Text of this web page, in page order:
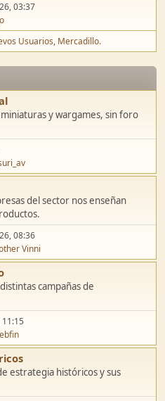
03:37
Usuarios Mercadillo.
y wargames, sin foro
del sector nos enseñan
08:36
Vinni
campañas de
11:15
estrategia históricos y sus